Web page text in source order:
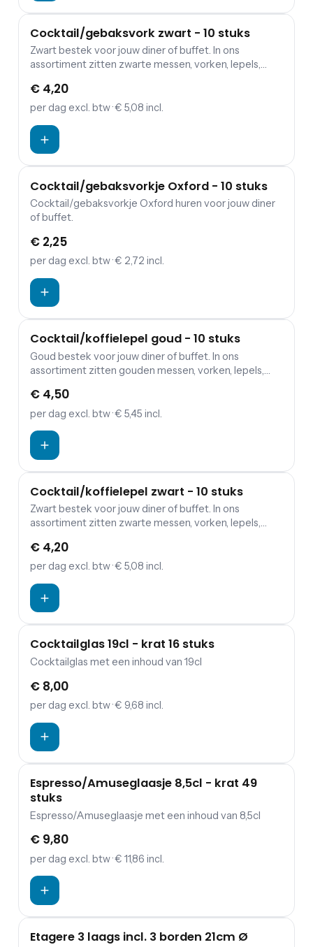
Cocktail/gebaksvork zwart - 10 stuks
Zwart bestek voor jouw diner of buffet. In ons
assortiment zitten zwarte messen, vorken, lepels,
€ 4,20
per dag excl. btw· € 5,08 incl.
Cocktail/gebaksvorkje Oxford - 10 stuks
Cocktail/gebaksvorkje Oxford huren voor jouw diner
of buffet.
€ 2,25
per dag excl. btw· € 2,72 incl.
Cocktail/koffielepel goud - 10 stuks
Goud bestek voor jouw diner of buffet. In ons
assortiment zitten gouden messen, vorken, lepels,
€ 4,50
per dag excl. btw· € 5,45 incl.
Cocktail/koffielepel zwart - 10 stuks
Zwart bestek voor jouw diner of buffet. In ons
assortiment zitten zwarte messen, vorken, lepels,
€ 4,20
per dag excl. btw· € 5,08 incl.
Cocktailglas 19cl - krat 16 stuks
Cocktailglas met een inhoud van 19cl
€ 8,00
per dag excl. btw· € 9,68 incl.
Espresso/Amuseglaasje 8,5cl - krat 49
stuks
Espresso/Amuseglaasje met een inhoud van 8,5cl
€ 9,80
per dag excl. btw· € 11,86 incl.
Etagere 3 laags incl. 3 borden 21cm Ø